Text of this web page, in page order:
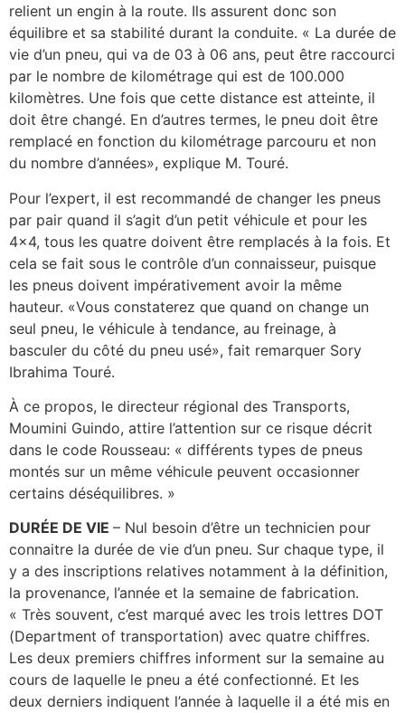
relient un engin à la route. Ils assurent donc son
équilibre et sa stabilité durant la conduite. « La durée de
vie d’un pneu, qui va de 03 à 06 ans, peut être raccourci
par le nombre de kilométrage qui est de 100.000
kilomètres. Une fois que cette distance est atteinte, il
doit être changé. En d’autres termes, le pneu doit être
remplacé en fonction du kilométrage parcouru et non
du nombre d’années», explique M. Touré.
Pour l’expert, il est recommandé de changer les pneus
par pair quand il s’agit d’un petit véhicule et pour les
4×4, tous les quatre doivent être remplacés à la fois. Et
cela se fait sous le contrôle d’un connaisseur, puisque
les pneus doivent impérativement avoir la même
hauteur. «Vous constaterez que quand on change un
seul pneu, le véhicule à tendance, au freinage, à
basculer du côté du pneu usé», fait remarquer Sory
Ibrahima Touré.
À ce propos, le directeur régional des Transports,
Moumini Guindo, attire l’attention sur ce risque décrit
dans le code Rousseau: « différents types de pneus
montés sur un même véhicule peuvent occasionner
certains déséquilibres. »
DURÉE DE VIE – Nul besoin d’être un technicien pour
connaitre la durée de vie d’un pneu. Sur chaque type, il
y a des inscriptions relatives notamment à la définition,
la provenance, l’année et la semaine de fabrication.
« Très souvent, c’est marqué avec les trois lettres DOT
(Department of transportation) avec quatre chiffres.
Les deux premiers chiffres informent sur la semaine au
cours de laquelle le pneu a été confectionné. Et les
deux derniers indiquent l’année à laquelle il a été mis en